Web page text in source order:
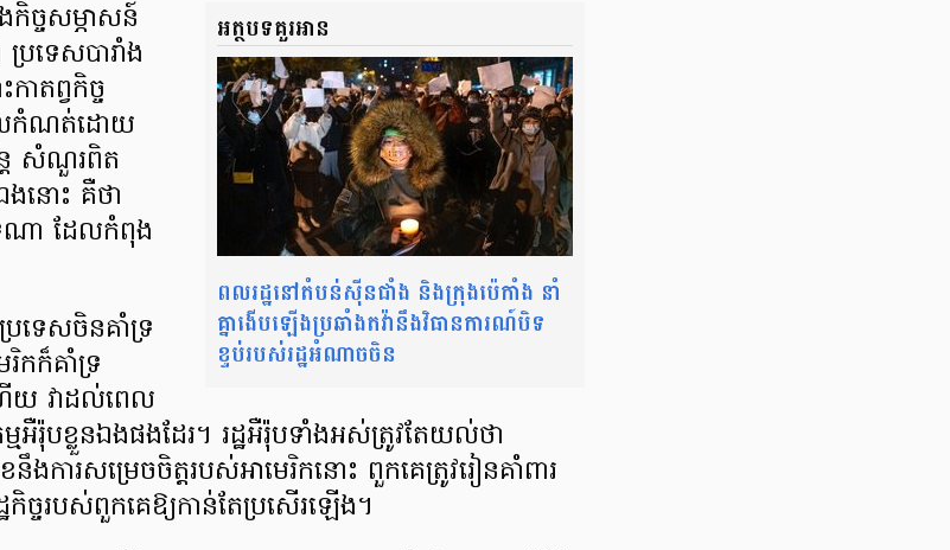
អត្ថបទគួរអាន
ពលរដ្ឋនៅតំបន់ស៊ីនជាំង និងក្រុងប៉េកាំង នាំ
គ្នាងើបឡើងប្រឆាំងតវ៉ានឹងវិធានការណ៍បិទ
ខ្ទប់របស់រដ្ឋអំណាចចិន
ច្ចសម្ភាសន៍
រទេស​បារាំង
ាតព្វកិច្ច
កំណត់ដោយ
តែ សំណួរពិត
ង​នោះ​ គឺថា​​
ណា​ ដែល​កំពុង​
ទេស​ចិន​គាំទ្រ​​
ក​ក៏​គាំទ្រ​​
ើយ ​វា​ដល់​ពេល
អឺរ៉ុប​ខ្លួន​ឯង​ផង​ដែរ​។​ រដ្ឋអឺរ៉ុបទាំងអស់ត្រូវតែយល់ថា
ងការសម្រេចចិត្តរបស់អាមេរិក​នោះ​ ​ពួកគេ​ត្រូវរៀនគាំពារ
ច្ចរបស់ពួកគេ​ឱ្យកាន់តែប្រសើរឡើង​។